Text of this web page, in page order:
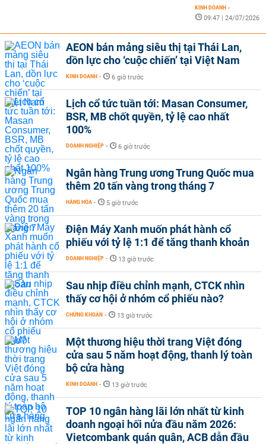
KINH DOANH -
09:47 | 24/07/2026
AEON bán mảng siêu thị tại Thái Lan,
dồn lực cho ‘cuộc chiến’ tại Việt Nam
KINH DOANH - 6 giờ trước
Lịch cổ tức tuần tới: Masan Consumer,
BSR, MB chốt quyền, tỷ lệ cao nhất
100%
DOANH NGHIỆP - 6 giờ trước
Ngân hàng Trung ương Trung Quốc mua
thêm 20 tấn vàng trong tháng 7
HÀNG HÓA - 5 giờ trước
Điện Máy Xanh muốn phát hành cổ
phiếu với tỷ lệ 1:1 để tăng thanh khoản
DOANH NGHIỆP - 13 giờ trước
Sau nhịp điều chỉnh mạnh, CTCK nhìn
thấy cơ hội ở nhóm cổ phiếu nào?
CHỨNG KHOÁN - 13 giờ trước
Một thương hiệu thời trang Việt đóng
cửa sau 5 năm hoạt động, thanh lý toàn
bộ cửa hàng
KINH DOANH - 13 giờ trước
TOP 10 ngân hàng lãi lớn nhất từ kinh
doanh ngoại hối nửa đầu năm 2026:
Vietcombank quán quân, ACB dẫn đầu